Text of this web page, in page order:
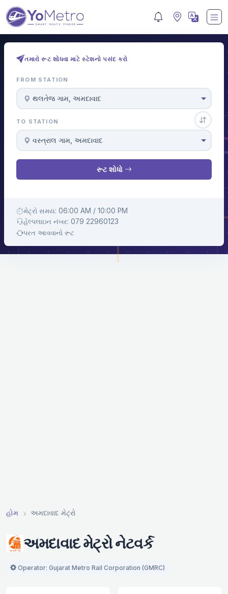
તમારો રૂટ શોધવા માટે સ્ટેશનો પસંદ કરો
FROM STATION
થલતેજ ગામ, અમદાવાદ
TO STATION
વસ્ત્રાલ ગામ, અમદાવાદ
રૂટ શોધો
મેટ્રો સમય: 06:00 AM / 10:00 PM
હેલ્પલાઇન નંબર: 079 22960123
પરત આવવાનો રૂટ
હોમ અમદાવાદ મેટ્રો
અમદાવાદ મેટ્રો નેટવર્ક
Operator: Gujarat Metro Rail Corporation (GMRC)